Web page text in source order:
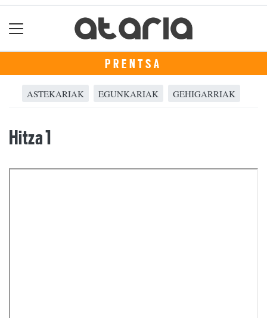
PRENTSA
ASTEKARIAK EGUNKARIAK GEHIGARRIAK
Hitza 1